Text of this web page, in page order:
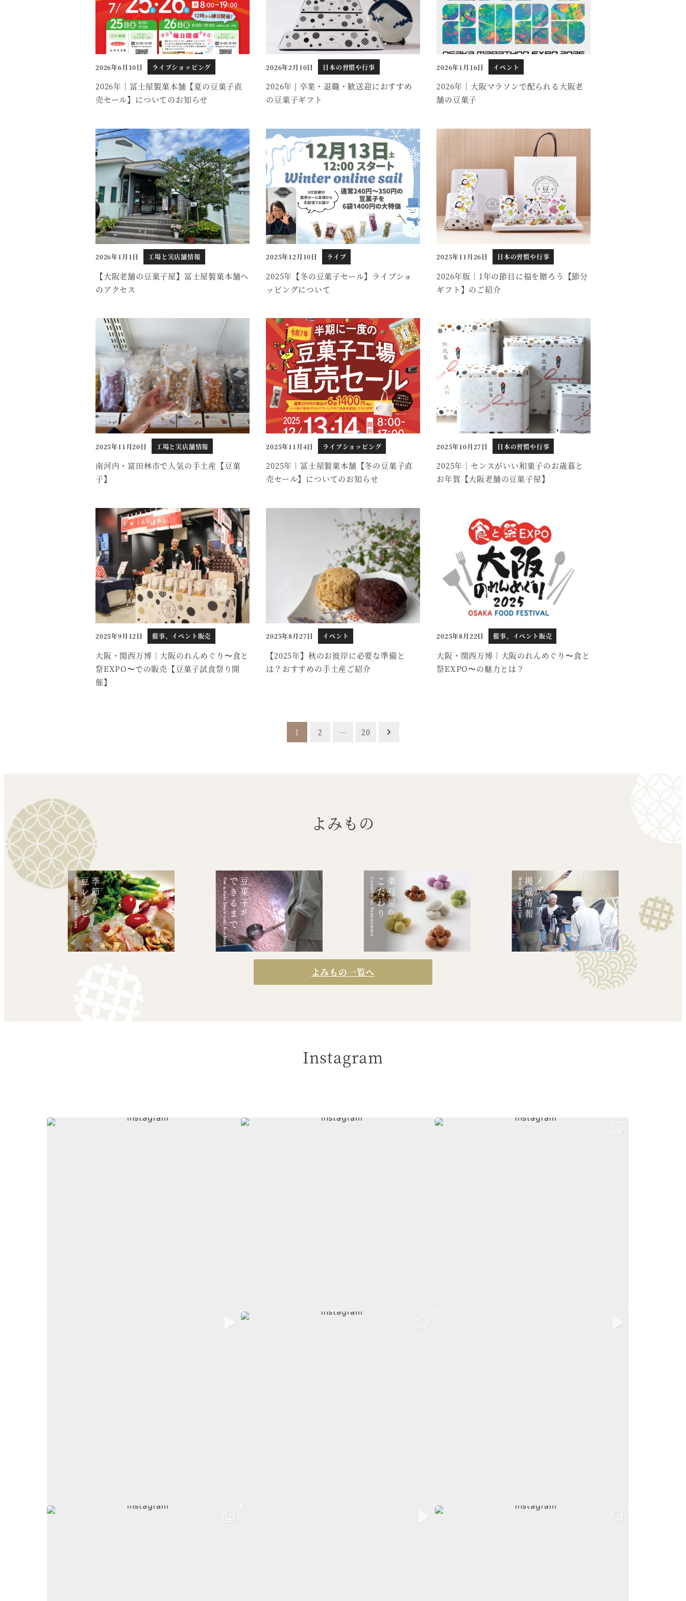
2026年｜冨士屋製菓本舗【夏の豆菓子直
売セール】についてのお知らせ
投稿日
2026年6月10日 ライブショッピング
2026年 | 卒業・退職・歓送迎におすすめ
の豆菓子ギフト
投稿日
2026年2月10日 日本の習慣や行事
2026年｜大阪マラソンで配られる大阪老
舗の豆菓子
投稿日
2026年1月16日 イベント
【大阪老舗の豆菓子屋】冨士屋製菓本舗へ
のアクセス
投稿日
2026年1月1日 工場と実店舗情報
2025年【冬の豆菓子セール】ライブショ
ッピングについて
投稿日
2025年12月10日 ライブ
2026年版｜1年の節目に福を贈ろう【節分
ギフト】のご紹介
投稿日
2025年11月26日 日本の習慣や行事
南河内・富田林市で人気の手土産【豆菓
子】
投稿日
2025年11月20日 工場と実店舗情報
2025年｜冨士屋製菓本舗【冬の豆菓子直
売セール】についてのお知らせ
投稿日
2025年11月4日 ライブショッピング
2025年｜センスがいい和菓子のお歳暮と
お年賀【大阪老舗の豆菓子屋】
投稿日
2025年10月27日 日本の習慣や行事
大阪・関西万博｜大阪のれんめぐり〜食と
祭EXPO〜での販売【豆菓子試食祭り開
催】
投稿日
2025年9月12日 催事、イベント販売
【2025年】秋のお彼岸に必要な準備と
は？おすすめの手土産ご紹介
投稿日
2025年8月27日 イベント
大阪・関西万博｜大阪のれんめぐり〜食と
祭EXPO〜の魅力とは？
投稿日
2025年8月22日 催事、イベント販売
ジ
送
り
1 2 … 20
よみもの
よみもの一覧へ
Instagram